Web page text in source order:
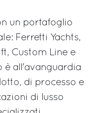
un portafoglio
Ferretti Yachts,
Custom Line e
è all'avanguardia
di processo e
di lusso